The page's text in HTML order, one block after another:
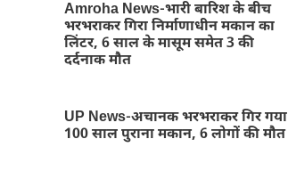
Amroha News-भारी बारिश के बीच
भरभराकर गिरा निर्माणाधीन मकान का
लिंटर, 6 साल के मासूम समेत 3 की
दर्दनाक मौत
UP News-अचानक भरभराकर गिर गया
100 साल पुराना मकान, 6 लोगों की मौत